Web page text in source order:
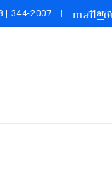
| 344-2007